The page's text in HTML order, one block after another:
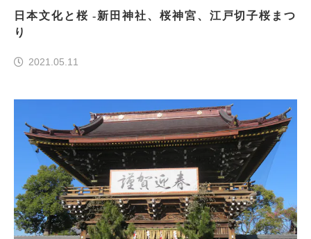
日本文化と桜 -新田神社、桜神宮、江戸切子桜まつ
り
2021.05.11